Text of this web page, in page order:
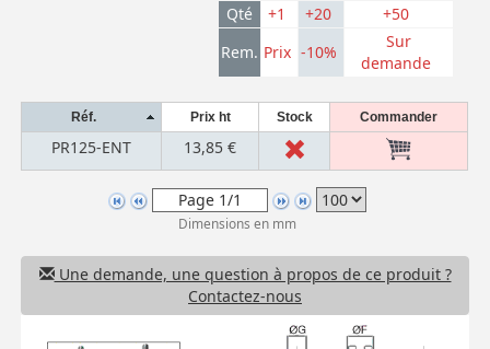
Qté
+1 +20
+50
Rem. Prix -10%
Sur
demande
Réf. Prix ht Stock Commander
PR125-ENT 13,85 €
Dimensions en mm
Une demande, une question à propos de ce produit ?
Contactez-nous